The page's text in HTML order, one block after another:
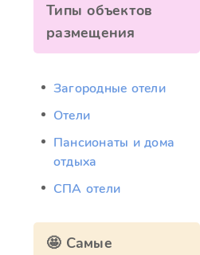
Типы объектов
размещения
Загородные отели
Отели
Пансионаты и дома
отдыха
СПА отели
🤩 Самые